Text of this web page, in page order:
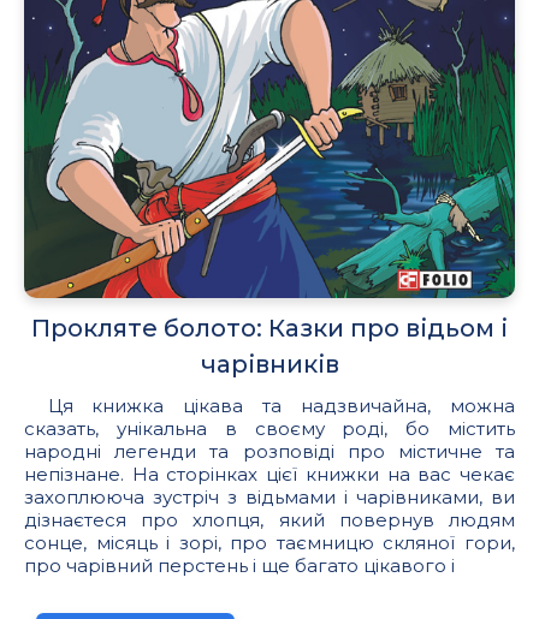
Прокляте болото: Казки про відьом і
чарівників
Ця книжка цікава та надзвичайна, можна
сказать, унікальна в своєму роді, бо містить
народні легенди та розповіді про містичне та
непізнане. На сторінках цієї книжки на вас чекає
захоплююча зустріч з відьмами і чарівниками, ви
дізнаєтеся про хлопця, який повернув людям
сонце, місяць і зорі, про таємницю скляної гори,
про чарівний перстень і ще багато цікавого і